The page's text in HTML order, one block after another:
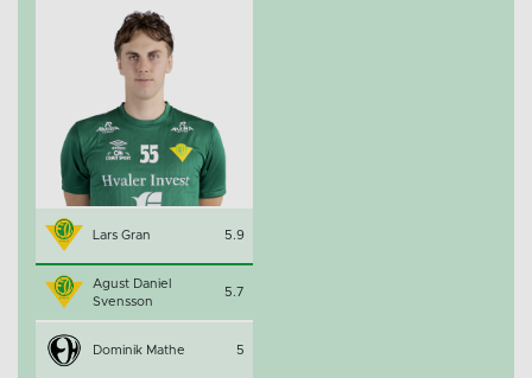
Lars Gran 5.9
Agust Daniel
Svensson
5.7
Dominik Mathe 5